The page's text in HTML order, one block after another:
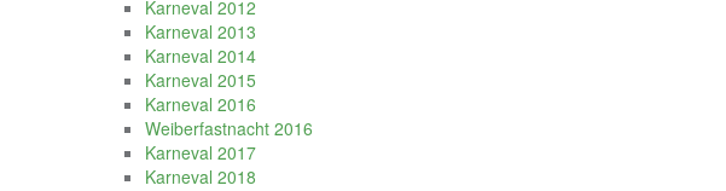
Karneval 2012
Karneval 2013
Karneval 2014
Karneval 2015
Karneval 2016
Weiberfastnacht 2016
Karneval 2017
Karneval 2018